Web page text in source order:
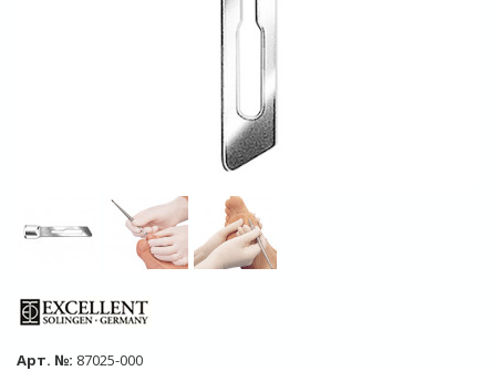
Арт. №: 87025-000